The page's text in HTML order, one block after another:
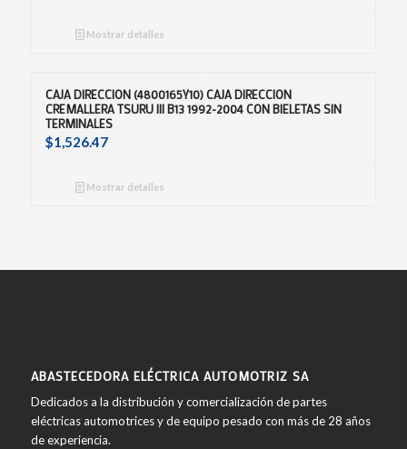
Mostrar detalles
CAJA DIRECCION (4800165Y10) CAJA DIRECCION
CREMALLERA TSURU III B13 1992-2004 CON BIELETAS SIN
TERMINALES
$1,526.47
Mostrar detalles
ABASTECEDORA ELÉCTRICA AUTOMOTRIZ SA
Dedicados a la distribución y comercialización de partes
eléctricas automotrices y de equipo pesado con más de 28 años
de experiencia.